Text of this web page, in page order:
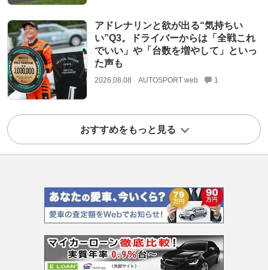
アドレナリンと欲が出る“気持ちい
い”Q3。ドライバーからは「全戦これ
でいい」や「台数を増やして」といっ
た声も
2026.08.08 AUTOSPORT web 1
おすすめをもっと見る